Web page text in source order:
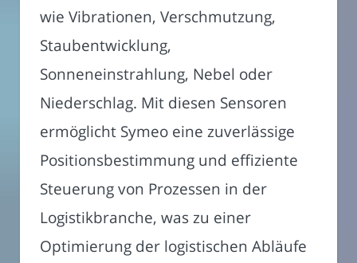
wie Vibrationen, Verschmutzung,
Staubentwicklung,
Sonneneinstrahlung, Nebel oder
Niederschlag. Mit diesen Sensoren
ermöglicht Symeo eine zuverlässige
Positionsbestimmung und effiziente
Steuerung von Prozessen in der
Logistikbranche, was zu einer
Optimierung der logistischen Abläufe